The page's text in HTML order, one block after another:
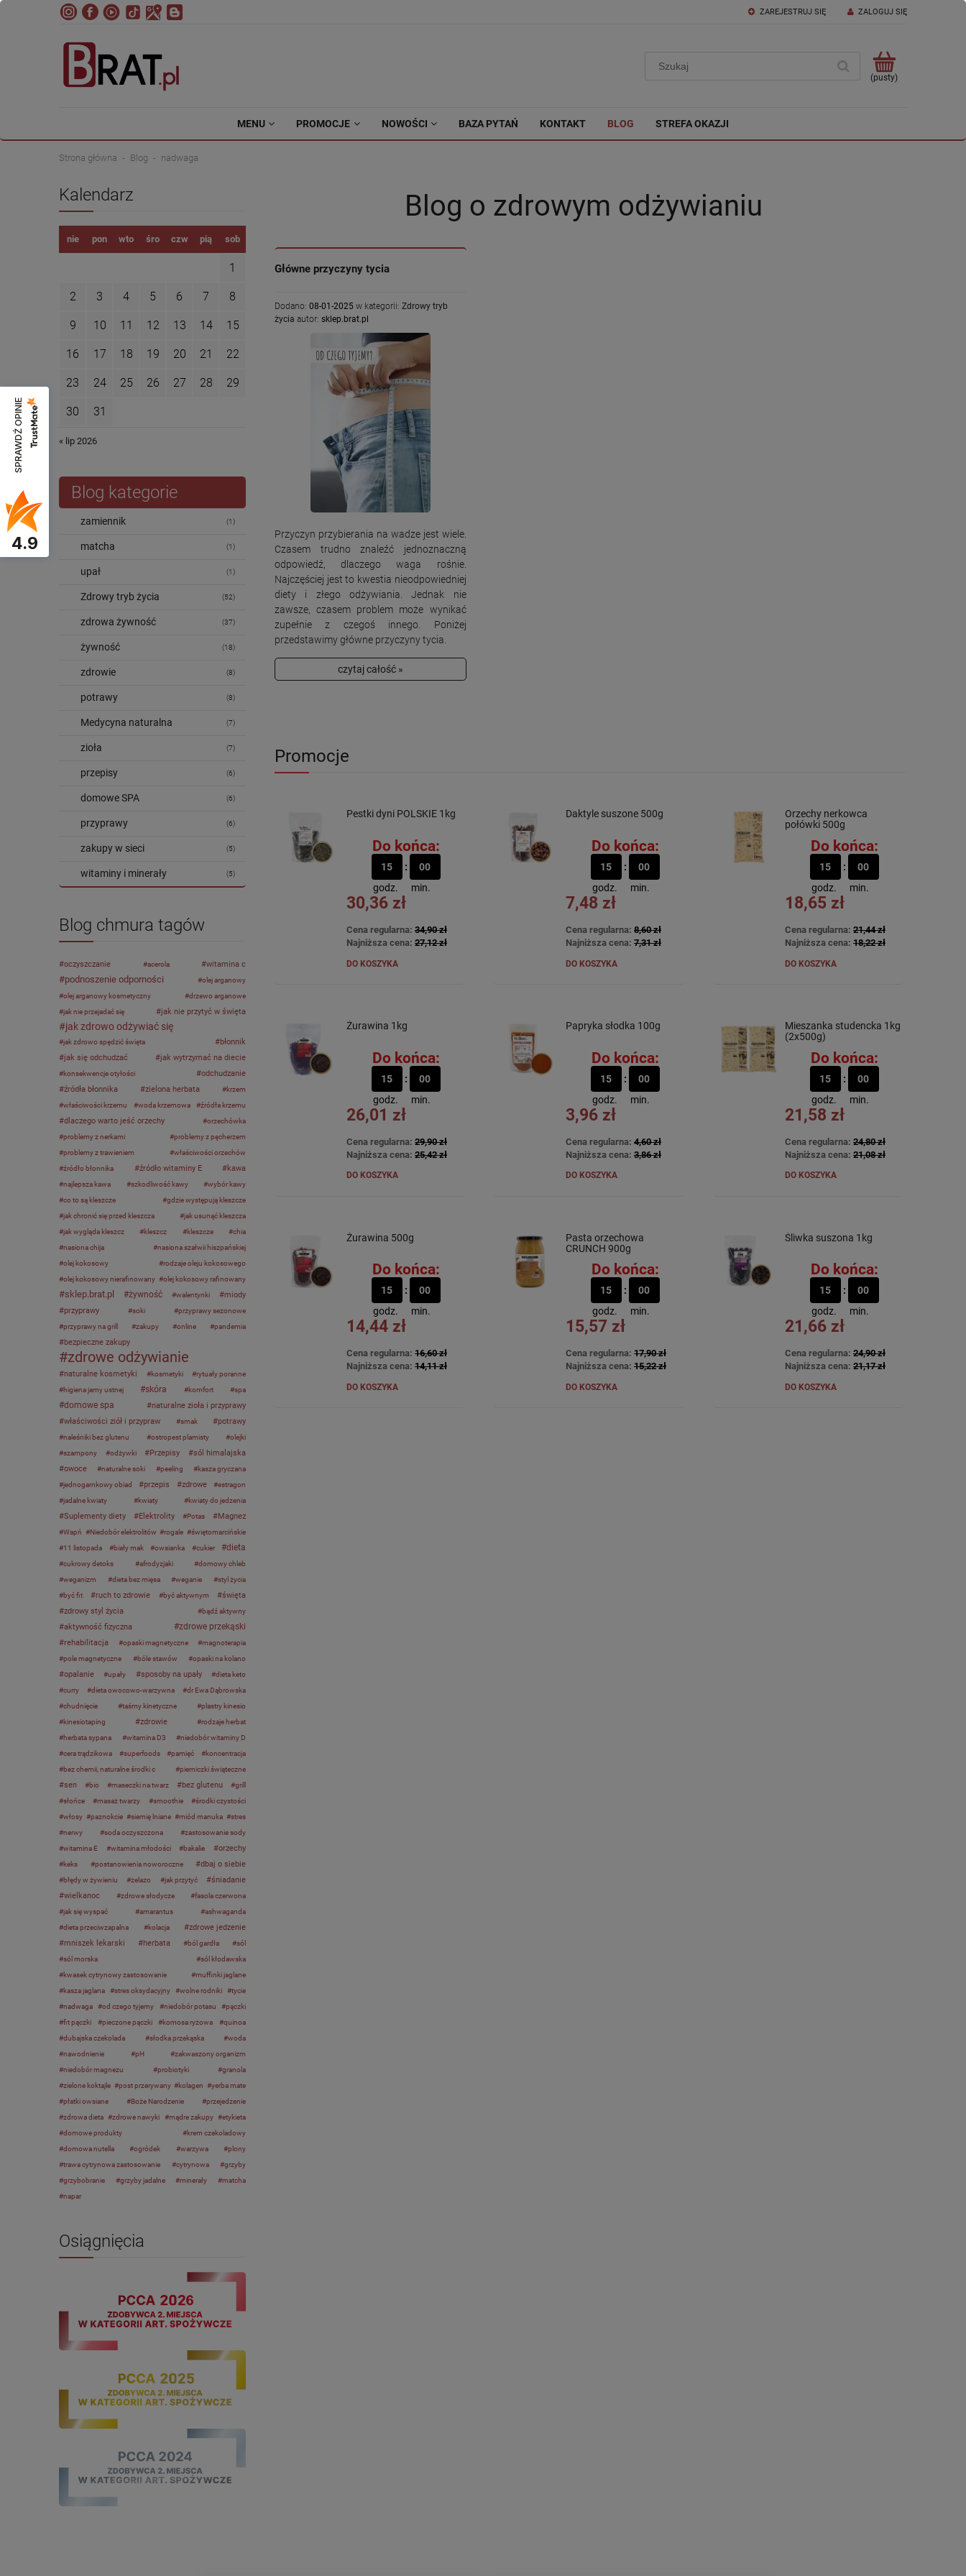
ZAREJESTRUJ SIĘ ZALOGUJ SIĘ
(pusty)
MENU PROMOCJE NOWOŚCI BAZA PYTAŃ KONTAKT BLOG STREFA OKAZJI
Strona główna Blog nadwaga
Kalendarz
nie pon wto śro czw pią sob
1
2 3 4 5 6 7 8
9 10 11 12 13 14 15
16 17 18 19 20 21 22
23 24 25 26 27 28 29
30 31
« lip 2026
Blog kategorie
zamiennik (1)
matcha (1)
upał (1)
Zdrowy tryb życia (52)
zdrowa żywność (37)
żywność (18)
zdrowie (8)
potrawy (8)
Medycyna naturalna (7)
zioła (7)
przepisy (6)
domowe SPA (6)
przyprawy (6)
zakupy w sieci (5)
witaminy i minerały (5)
Blog chmura tagów
oczyszczanie acerola witamina c
podnoszenie odporności
olej arganowy
olej arganowy kosmetyczny
drzewo arganowe
jak nie przejadać się
jak nie przytyć w święta
jak zdrowo odżywiać się
jak zdrowo spędzić święta
błonnik
jak się odchudzać
jak wytrzymać na diecie
konsekwencje otyłości
odchudzanie
źródła błonnika
zielona herbata
krzem
właściwości krzemu
woda krzemowa źródła krzemu
dlaczego warto jeść orzechy
orzechówka
problemy z nerkami
problemy z pęcherzem
problemy z trawieniem
właściwości orzechów
źródło błonnika
źródło witaminy E kawa
najlepsza kawa szkodliwość kawy
wybór kawy
co to są kleszcze
gdzie występują kleszcze
jak chronić się przed kleszcza
jak usunąć kleszcza
jak wygląda kleszcz
kleszcz kleszcze
chia
nasiona chija
nasiona szałwii hiszpańskiej
olej kokosowy
rodzaje oleju kokosowego
olej kokosowy nierafinowany
olej kokosowy rafinowany
sklep.brat.pl żywność walentynki
miody
przyprawy
soki
przyprawy sezonowe
przyprawy na grill
zakupy online pandemia
bezpieczne zakupy
zdrowe odżywianie
naturalne kosmetyki kosmetyki
rytuały poranne
higiena jamy ustnej
skóra komfort spa
domowe spa
naturalne zioła i przyprawy
właściwości ziół i przypraw
smak potrawy
naleśniki bez glutenu ostropest plamisty
olejki
szampony
odżywki Przepisy
sól himalajska
owoce
naturalne soki peeling
kasza gryczana
jednogarnkowy obiad
przepis zdrowe
estragon
jadalne kwiaty
kwiaty kwiaty do jedzenia
Suplementy diety Elektrolity Potas Magnez
Wapń Niedobór elektrolitów rogale
świętomarcińskie
11 listopada
biały mak owsianka cukier dieta
cukrowy detoks afrodyzjaki
domowy chleb
weganizm
dieta bez mięsa weganie
styl życia
być fit
ruch to zdrowie być aktywnym
święta
zdrowy styl życia
bądź aktywny
aktywność fizyczna zdrowe przekąski
rehabilitacja opaski magnetyczne
magnoterapia
pole magnetyczne
bóle stawów opaski na kolano
opalanie upały sposoby na upały
dieta keto
curry
dieta owocowo-warzywna
dr Ewa Dąbrowska
chudnięcie
taśmy kinetyczne
plastry kinesio
kinesiotaping
zdrowie
rodzaje herbat
herbata sypana
witamina D3
niedobór witaminy D
cera trądzikowa
superfoods pamięć
koncentracja
bez chemii, naturalne środki c
pierniczki świąteczne
sen bio maseczki na twarz bez glutenu
grill
słońce
masaż twarzy smoothie
środki czystości
włosy
paznokcie siemię lniane miód manuka
stres
nerwy
soda oczyszczona
zastosowanie sody
witamina E
witamina młodości bakalie orzechy
keks postanowienia noworoczne dbaj o siebie
błędy w żywieniu żelazo jak przytyć
śniadanie
wielkanoc
zdrowe słodycze
fasola czerwona
jak się wyspać
amarantus
ashwaganda
dieta przeciwzapalna
kolacja
zdrowe jedzenie
mniszek lekarski
herbata ból gardła
sól
sól morska
sól kłodawska
kwasek cytrynowy zastosowanie
muffinki jaglane
kasza jaglana
stres oksydacyjny wolne rodniki
tycie
nadwaga
od czego tyjemy niedobór potasu
pączki
fit pączki
pieczone pączki komosa ryżowa
quinoa
dubajska czekolada
słodka przekąska
woda
nawodnienie
pH
zakwaszony organizm
niedobór magnezu
probiotyki
granola
zielone koktajle
post przerywany kolagen
yerba mate
płatki owsiane
Boże Narodzenie
przejedzenie
zdrowa dieta
zdrowe nawyki mądre zakupy
etykieta
domowe produkty
krem czekoladowy
domowa nutella
ogródek warzywa
plony
trawa cytrynowa zastosowanie
cytrynowa
grzyby
grzybobranie
grzyby jadalne minerały
matcha
napar
Osiągnięcia
Blog o zdrowym odżywianiu
Główne przyczyny tycia
Dodano: 08-01-2025 w kategorii: Zdrowy tryb
życia autor: sklep.brat.pl
Przyczyn przybierania na wadze jest wiele.
Czasem trudno znaleźć jednoznaczną
odpowiedź, dlaczego waga rośnie.
Najczęściej jest to kwestia nieodpowiedniej
diety i złego odżywiania. Jednak nie
zawsze, czasem problem może wynikać
zupełnie z czegoś innego. Poniżej
przedstawimy główne przyczyny tycia.
czytaj całość »
Promocje
Pestki dyni POLSKIE 1kg
Do końca:
15
godz.
00
min.
30,36 zł
Cena regularna: 34,90 zł
Najniższa cena: 27,12 zł
DO KOSZYKA
Daktyle suszone 500g
Do końca:
15
godz.
00
min.
7,48 zł
Cena regularna: 8,60 zł
Najniższa cena: 7,31 zł
DO KOSZYKA
Orzechy nerkowca
połówki 500g
Do końca:
15
godz.
00
min.
18,65 zł
Cena regularna: 21,44 zł
Najniższa cena: 18,22 zł
DO KOSZYKA
Żurawina 1kg
Do końca:
15
godz.
00
min.
26,01 zł
Cena regularna: 29,90 zł
Najniższa cena: 25,42 zł
DO KOSZYKA
Papryka słodka 100g
Do końca:
15
godz.
00
min.
3,96 zł
Cena regularna: 4,60 zł
Najniższa cena: 3,86 zł
DO KOSZYKA
Mieszanka studencka 1kg
(2x500g)
Do końca:
15
godz.
00
min.
21,58 zł
Cena regularna: 24,80 zł
Najniższa cena: 21,08 zł
DO KOSZYKA
Żurawina 500g
Do końca:
15
godz.
00
min.
14,44 zł
Cena regularna: 16,60 zł
Najniższa cena: 14,11 zł
DO KOSZYKA
Pasta orzechowa
CRUNCH 900g
Do końca:
15
godz.
00
min.
15,57 zł
Cena regularna: 17,90 zł
Najniższa cena: 15,22 zł
DO KOSZYKA
Śliwka suszona 1kg
Do końca:
15
godz.
00
min.
21,66 zł
Cena regularna: 24,90 zł
Najniższa cena: 21,17 zł
DO KOSZYKA
SPRAWDŹ OPINIE
4.9